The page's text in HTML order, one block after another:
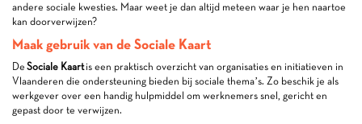
andere sociale kwesties. Maar weet je dan altijd meteen waar je hen naartoe
kan doorverwijzen?
Maak gebruik van de Sociale Kaart
De Sociale Kaartis een praktisch overzicht van organisaties en initiatieven in
Vlaanderen die ondersteuning bieden bij sociale thema’s. Zo beschik je als
werkgever over een handig hulpmiddel om werknemers snel, gericht en
gepast door te verwijzen.